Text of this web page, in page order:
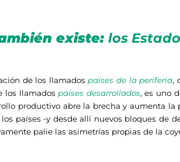
existe: los
de los llamadospaíses de la periferia,
los llamadospaíses desarrollados, es uno
productivo abre la brecha y aumenta
países -y desde allí nuevos bloques de
palie las asimetrías propias de la